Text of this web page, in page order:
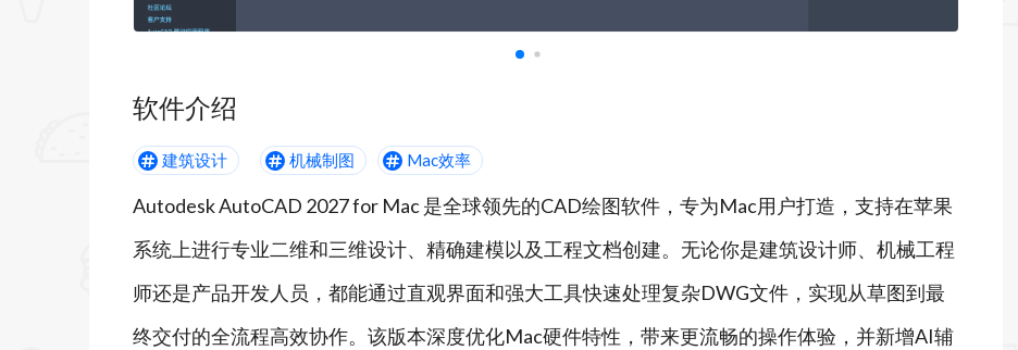
软件介绍
建筑设计 机械制图 Mac效率
Autodesk AutoCAD 2027 for Mac 是全球领先的CAD绘图软件，专为Mac用户打造，支持在苹果
系统上进行专业二维和三维设计、精确建模以及工程文档创建。无论你是建筑设计师、机械工程
师还是产品开发人员，都能通过直观界面和强大工具快速处理复杂DWG文件，实现从草图到最
终交付的全流程高效协作。该版本深度优化Mac硬件特性，带来更流畅的操作体验，并新增AI辅